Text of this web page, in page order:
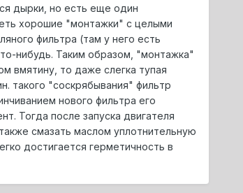
дырки, но есть еще один
хорошие "монтажки" с целыми
фильтра (там у него есть
нибудь. Таким образом, "монтажка"
вмятину, то даже слегка тупая
такого "соскрябывания" фильтр
нового фильтра его
Тогда после запуска двигателя
смазать маслом уплотнительную
достигается герметичность в